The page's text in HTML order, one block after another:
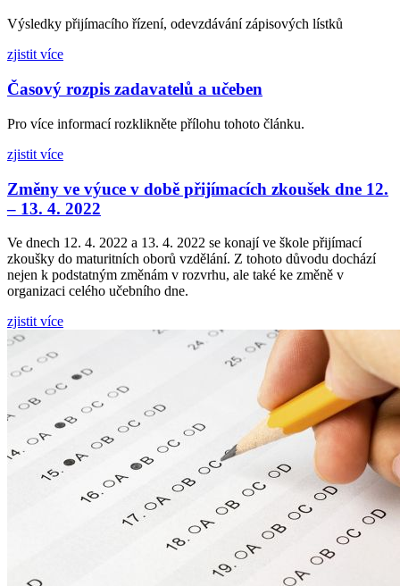
Výsledky přijímacího řízení, odevzdávání zápisových lístků
zjistit více
Časový rozpis zadavatelů a učeben
Pro více informací rozklikněte přílohu tohoto článku.
zjistit více
Změny ve výuce v době přijímacích zkoušek dne 12.
– 13. 4. 2022
Ve dnech 12. 4. 2022 a 13. 4. 2022 se konají ve škole přijímací
zkoušky do maturitních oborů vzdělání. Z tohoto důvodu dochází
nejen k podstatným změnám v rozvrhu, ale také ke změně v
organizaci celého učebního dne.
zjistit více